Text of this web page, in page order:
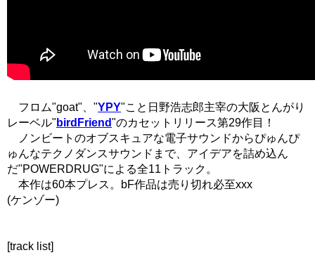
フロム"goat"、"YPY"こと日野浩志郎主宰の大阪とんがり
レーベル" birdFriend"のカセットリリース第29作目！
ノンビートのオブスキュアな電子サウンドからぴゅんぴ
ゅんなテクノダンスサウンドまで、アイデアを詰め込ん
だ"POWERDRUG"による全11トラック。
本作は60本プレス。bF作品は売り切れ必至xxx
(ケンゾー)
[track list]